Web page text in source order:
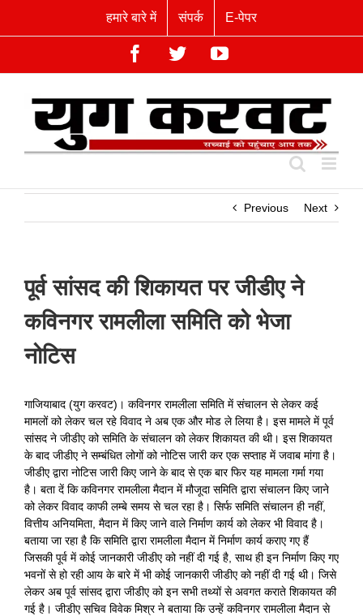
हमारे बारे में संपर्क E-पेपर
Facebook
TwitterYouTube
Previous Next
पूर्व सांसद की शिकायत पर जीडीए ने
कविनगर रामलीला समिति को भेजा
नोटिस
गाजियाबाद (युग करवट)। कविनगर रामलीला समिति में संचालन से लेकर कई
मामलों को लेकर चल रहे विवाद ने अब एक और मोड ले लिया है। इस मामले में पूर्व
सांसद ने जीडीए को समिति के संचालन को लेकर शिकायत की थी। इस शिकायत
के बाद जीडीए ने सम्बंधित लोगों को नोटिस जारी कर एक सप्ताह में जवाब मांगा है।
जीडीए द्वारा नोटिस जारी किए जाने के बाद से एक बार फिर यह मामला गर्मा गया
है। बता दें कि कविनगर रामलीला मैदान में मौजूदा समिति द्वारा संचालन किए जाने
को लेकर विवाद काफी लम्बे समय से चल रहा है। सिर्फ समिति संचालन ही नहीं,
वित्तीय अनियमिता, मैदान में किए जाने वाले निर्माण कार्य को लेकर भी विवाद है।
बताया जा रहा है कि समिति द्वारा रामलीला मैदान में निर्माण कार्य कराए गए हैं
जिसकी पूर्व में कोई जानकारी जीडीए को नहीं दी गई है, साथ ही इन निर्माण किए गए
भवनों से हो रही आय के बारे में भी कोई जानकारी जीडीए को नहीं दी गई थी। जिसे
लेकर अब पूर्व सांसद द्वारा जीडीए को इन सभी तथ्यों से अवगत कराते शिकायत की
गई है। जीडीए सचिव विवेक मिश्र ने बताया कि उन्हें कविनगर रामलीला मैदान से